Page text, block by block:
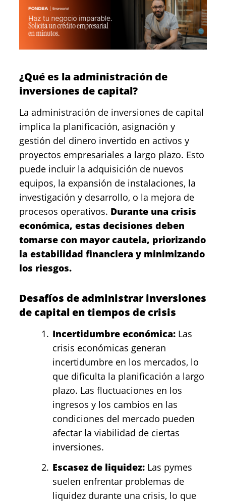
¿Qué es la administración de
inversiones de capital?
La administración de inversiones de capital
implica la planificación, asignación y
gestión del dinero invertido en activos y
proyectos empresariales a largo plazo. Esto
puede incluir la adquisición de nuevos
equipos, la expansión de instalaciones, la
investigación y desarrollo, o la mejora de
procesos operativos. Durante una crisis
económica, estas decisiones deben
tomarse con mayor cautela, priorizando
la estabilidad financiera y minimizando
los riesgos.
Desafíos de administrar inversiones
de capital en tiempos de crisis
Incertidumbre económica: Las
crisis económicas generan
incertidumbre en los mercados, lo
que dificulta la planificación a largo
plazo. Las fluctuaciones en los
ingresos y los cambios en las
condiciones del mercado pueden
afectar la viabilidad de ciertas
inversiones.
Escasez de liquidez: Las pymes
suelen enfrentar problemas de
liquidez durante una crisis, lo que